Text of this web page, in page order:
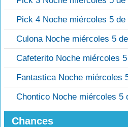
Pick 4 Noche miércoles 5 de
Culona Noche miércoles 5
Cafeterito Noche miércoles
Fantastica Noche miércoles
Chontico Noche miércoles 5
Chances